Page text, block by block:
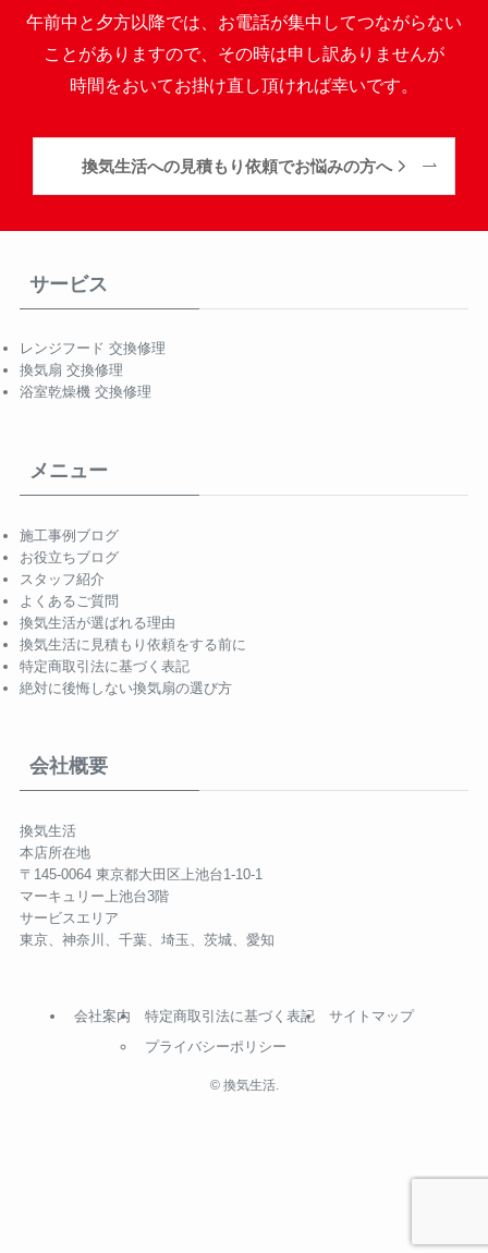
午前中と夕方以降では、お電話が集中してつながらない
ことがありますので、その時は申し訳ありませんが
時間をおいてお掛け直し頂ければ幸いです。
換気生活への見積もり依頼でお悩みの方へ
サービス
レンジフード 交換修理
換気扇 交換修理
浴室乾燥機 交換修理
メニュー
施工事例ブログ
お役立ちブログ
スタッフ紹介
よくあるご質問
換気生活が選ばれる理由
換気生活に見積もり依頼をする前に
特定商取引法に基づく表記
絶対に後悔しない換気扇の選び方
会社概要
換気生活
本店所在地
〒145-0064 東京都大田区上池台1-10-1
マーキュリー上池台3階
サービスエリア
東京、神奈川、千葉、埼玉、茨城、愛知
会社案内
特定商取引法に基づく表記
プライバシーポリシー
サイトマップ
©換気生活.